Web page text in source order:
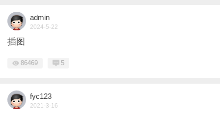
admin
2024-5-22
插图
86469 5
fyc123
2021-3-16